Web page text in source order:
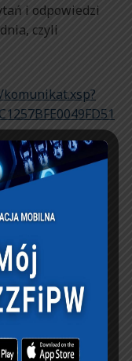
i odpowiedzi
czyli
posiedzenie